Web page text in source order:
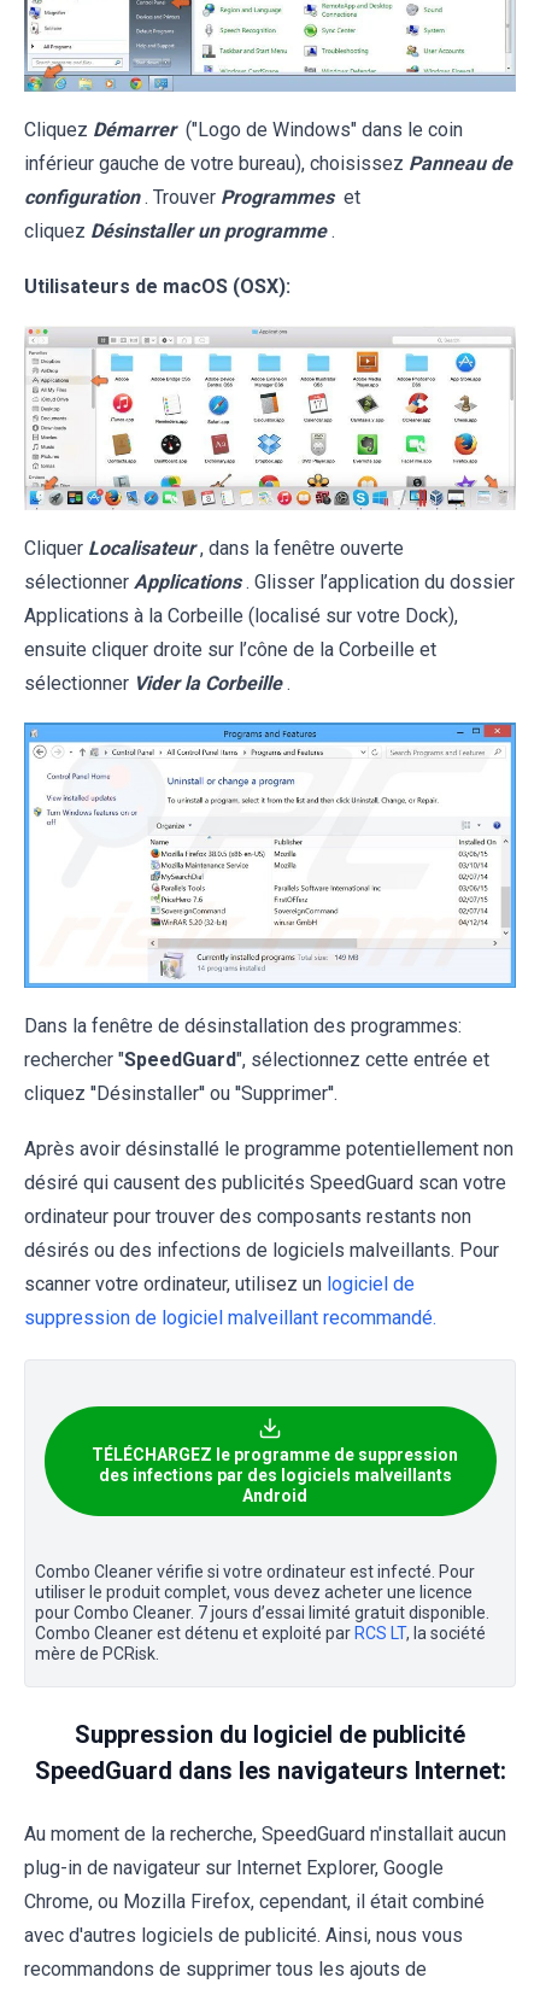
Cliquez Démarrer ("Logo de Windows" dans le coin
inférieur gauche de votre bureau), choisissez Panneau de
configuration . Trouver Programmes et
cliquez Désinstaller un programme .
Utilisateurs de macOS (OSX):
Cliquer Localisateur , dans la fenêtre ouverte
sélectionner Applications . Glisser l’application du dossier
Applications à la Corbeille (localisé sur votre Dock),
ensuite cliquer droite sur l’cône de la Corbeille et
sélectionner Vider la Corbeille .
Dans la fenêtre de désinstallation des programmes:
rechercher "SpeedGuard", sélectionnez cette entrée et
cliquez ''Désinstaller'' ou ''Supprimer''.
Après avoir désinstallé le programme potentiellement non
désiré qui causent des publicités SpeedGuard scan votre
ordinateur pour trouver des composants restants non
désirés ou des infections de logiciels malveillants. Pour
scanner votre ordinateur, utilisez un logiciel de
suppression de logiciel malveillant recommandé.
TÉLÉCHARGEZ le programme de suppression
des infections par des logiciels malveillants
Android
Combo Cleaner vérifie si votre ordinateur est infecté. Pour
utiliser le produit complet, vous devez acheter une licence
pour Combo Cleaner. 7 jours d’essai limité gratuit disponible.
Combo Cleaner est détenu et exploité par RCS LT, la société
mère de PCRisk.
Suppression du logiciel de publicité
SpeedGuard dans les navigateurs Internet:
Au moment de la recherche, SpeedGuard n'installait aucun
plug-in de navigateur sur Internet Explorer, Google
Chrome, ou Mozilla Firefox, cependant, il était combiné
avec d'autres logiciels de publicité. Ainsi, nous vous
recommandons de supprimer tous les ajouts de